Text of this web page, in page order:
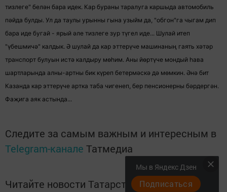
тизлеге" белән бара идек. Кар бураны таралуга каршыда автомобиль
пәйда булды. Ул да таулы урынны гына узыйм да, "обгон"га чыгам дип
бара иде бугай - ярый әле тизлеге зур түгел иде... Шулай итеп
"үбешмичә" калдык. Ә шулай да кар эттерүче машинаның гаять хәтәр
транспорт булуын истә калдыру мөһим. Аны йөртүче мондый һава
шартларында алны-артны бик күреп бетермәскә дә мөмкин. Әнә бит
Казанда кар эттерүче артка таба чигенеп, бер пенсионерны бәрдергән.
Фаҗига аяк астында...
Следите за самым важным и интересным в
Telegram-канале Татмедиа
Читайте новости Татарстана в
Мы в Яндекс Дзен
Подписаться